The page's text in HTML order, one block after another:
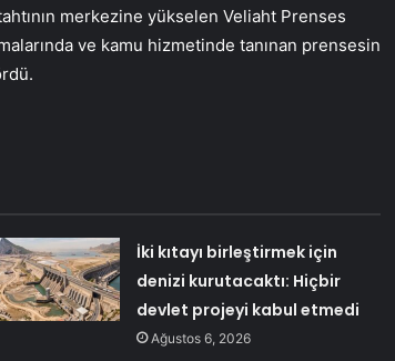
merkezine yükselen Veliaht Prenses
ve kamu hizmetinde tanınan prensesin
İki kıtayı birleştirmek için
denizi kurutacaktı: Hiçbir
devlet projeyi kabul etmedi
Ağustos 6, 2026